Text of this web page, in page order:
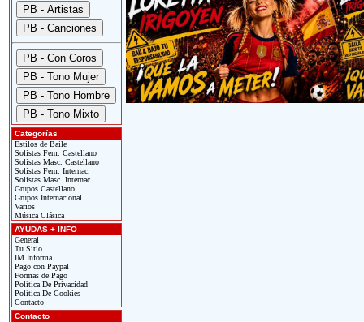
Categorías
Estilos de Baile
Solistas Fem. Castellano
Solistas Masc. Castellano
Solistas Fem. Internac.
Solistas Masc. Internac.
Grupos Castellano
Grupos Internacional
Varios
Música Clásica
AYUDAS + INFO
General
Tu Sitio
IM Informa
Pago con Paypal
Formas de Pago
Política De Privacidad
Política De Cookies
Contacto
Contacto